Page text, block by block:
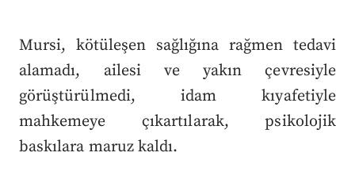
Mursi, kötüleşen sağlığına rağmen tedavi
alamadı, ailesi ve yakın çevresiyle
görüştürülmedi, idam kıyafetiyle
mahkemeye çıkartılarak, psikolojik
baskılara maruz kaldı.